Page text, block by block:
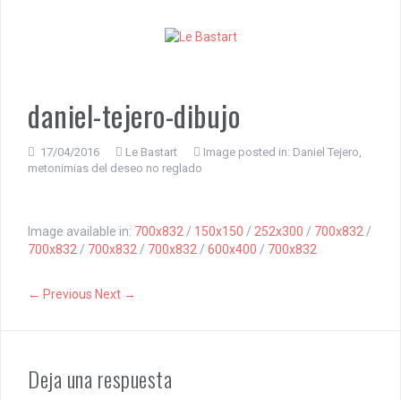
daniel-tejero-dibujo
17/04/2016 Le Bastart Image posted in: Daniel Tejero,
metonimias del deseo no reglado
Image available in: 700x832/ 150x150 / 252x300 / 700x832/
700x832/ 700x832/ 700x832/ 600x400 / 700x832
← Previous Next →
Deja una respuesta